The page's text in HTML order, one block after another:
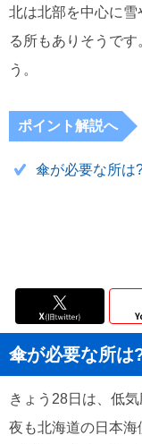
北は北部を中心に雪
る所もありそうで
う。
ポイント解説へ
傘が必要な所は
傘が必要な所は
きょう28日は、低
夜も北海道の日本